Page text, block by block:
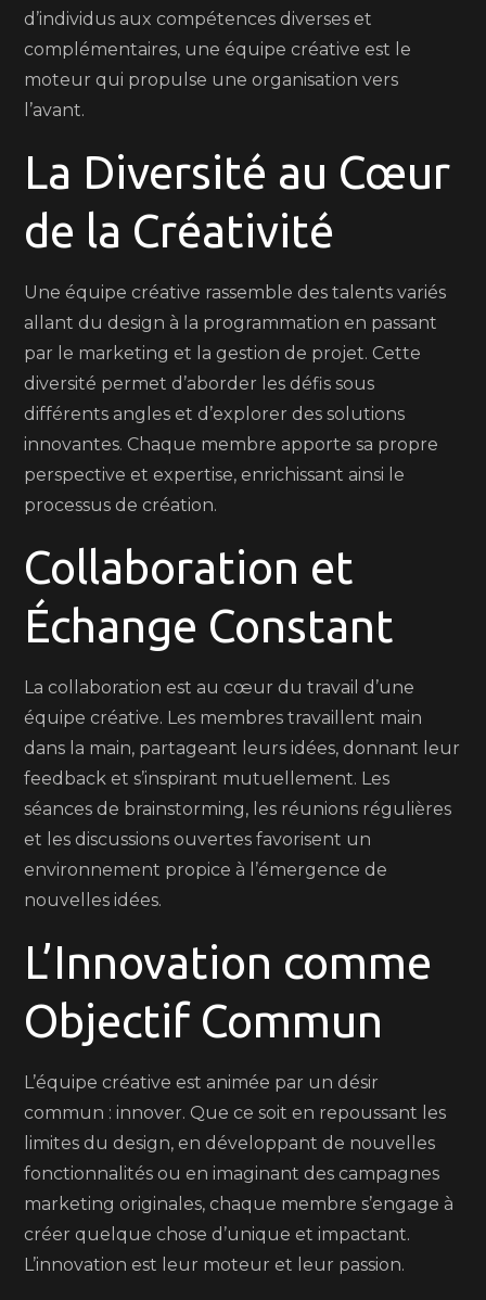
d’individus aux compétences diverses et
complémentaires, une équipe créative est le
moteur qui propulse une organisation vers
l’avant.
La Diversité au Cœur
de la Créativité
Une équipe créative rassemble des talents variés
allant du design à la programmation en passant
par le marketing et la gestion de projet. Cette
diversité permet d’aborder les défis sous
différents angles et d’explorer des solutions
innovantes. Chaque membre apporte sa propre
perspective et expertise, enrichissant ainsi le
processus de création.
Collaboration et
Échange Constant
La collaboration est au cœur du travail d’une
équipe créative. Les membres travaillent main
dans la main, partageant leurs idées, donnant leur
feedback et s’inspirant mutuellement. Les
séances de brainstorming, les réunions régulières
et les discussions ouvertes favorisent un
environnement propice à l’émergence de
nouvelles idées.
L’Innovation comme
Objectif Commun
L’équipe créative est animée par un désir
commun : innover. Que ce soit en repoussant les
limites du design, en développant de nouvelles
fonctionnalités ou en imaginant des campagnes
marketing originales, chaque membre s’engage à
créer quelque chose d’unique et impactant.
L’innovation est leur moteur et leur passion.